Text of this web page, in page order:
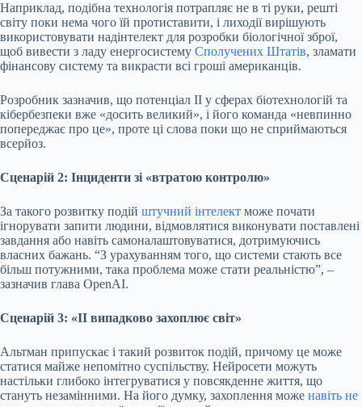
Наприклад, подібна технологія потрапляє не в ті руки, решті
світу поки нема чого їй протиставити, і лиходії вирішують
використовувати надінтелект для розробки біологічної зброї,
щоб вивести з ладу енергосистему Сполучених Штатів, зламати
фінансову систему та викрасти всі гроші американців.
Розробник зазначив, що потенціал ІІ у сферах біотехнологій та
кібербезпеки вже «досить великий», і його команда «невпинно
попереджає про це», проте ці слова поки що не сприймаються
всерйоз.
Сценарій 2: Інциденти зі «втратою контролю»
За такого розвитку подій штучний інтелект може почати
ігнорувати запити людини, відмовлятися виконувати поставлені
завдання або навіть самоналаштовуватися, дотримуючись
власних бажань. “З урахуванням того, що системи стають все
більш потужними, така проблема може стати реальністю”, –
зазначив глава OpenAI.
Сценарій 3: «ІІ випадково захоплює світ»
Альтман припускає і такий розвиток подій, причому це може
статися майже непомітно суспільству. Нейросети можуть
настільки глибоко інтегруватися у повсякденне життя, що
стануть незамінними. На його думку, захоплення може навіть не